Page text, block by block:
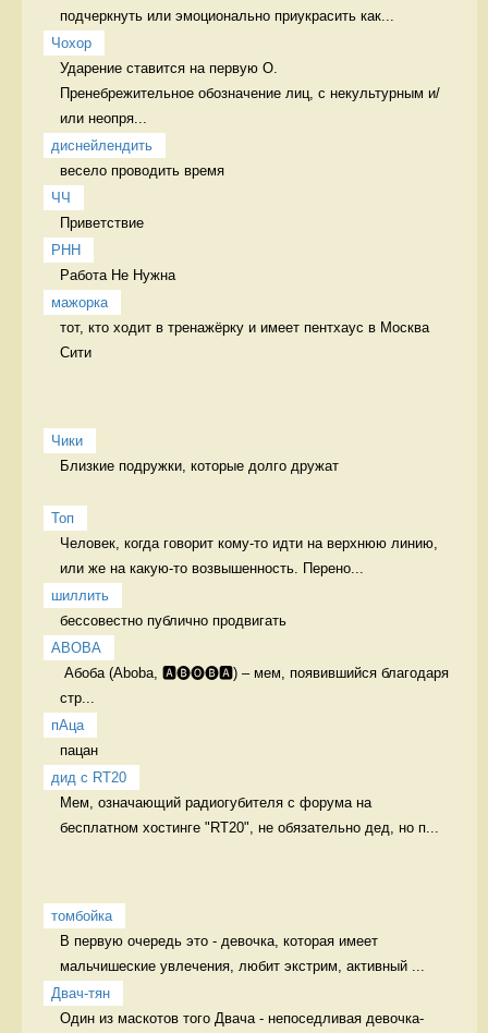
подчеркнуть или эмоционально приукрасить как...
Чохор
Ударение ставится на первую О.
Пренебрежительное обозначение лиц, с некультурным и/
или неопря...
диснейлендить
весело проводить время
ЧЧ
Приветствие
РНН
Работа Не Нужна
мажорка
тот, кто ходит в тренажёрку и имеет пентхаус в Москва
Сити
Чики
Близкие подружки, которые долго дружат
Топ
Человек, когда говорит кому-то идти на верхнюю линию,
или же на какую-то возвышенность. Перено...
шиллить
бессовестно публично продвигать
ABOBA
стр...
пАца
пацан
дид с RT20
Мем, означающий радиогубителя с форума на
бесплатном хостинге "RT20", не обязательно дед, но п...
томбойка
В первую очередь это - девочка, которая имеет
мальчишеские увлечения, любит экстрим, активный ...
Двач-тян
Один из маскотов того Двача - непоседливая девочка-